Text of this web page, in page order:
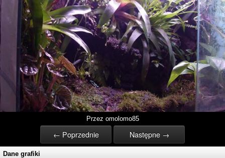
Przez omolomo85
← Poprzednie Następne →
Dane grafiki